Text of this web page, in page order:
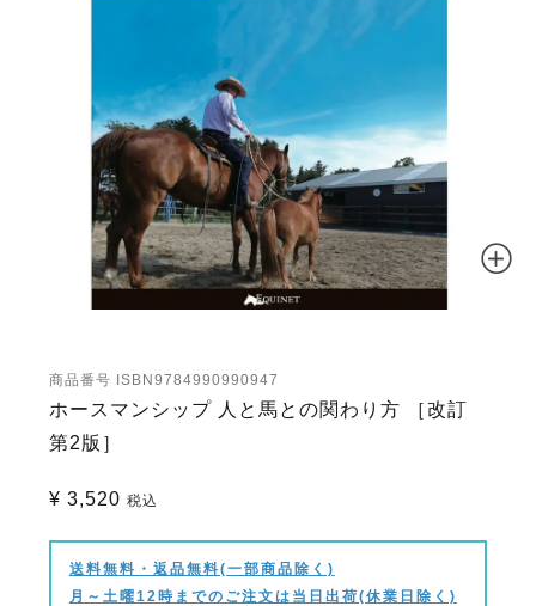
商品番号 ISBN9784990990947
ホースマンシップ 人と馬との関わり方 ［改訂
第2版］
¥ 3,520 税込
送料無料・返品無料(一部商品除く)
月～土曜12時までのご注文は当日出荷(休業日除く)